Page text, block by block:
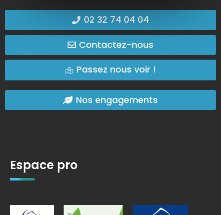
02 32 74 04 04
Contactez-nous
Passez nous voir !
Nos engagements
Espace pro